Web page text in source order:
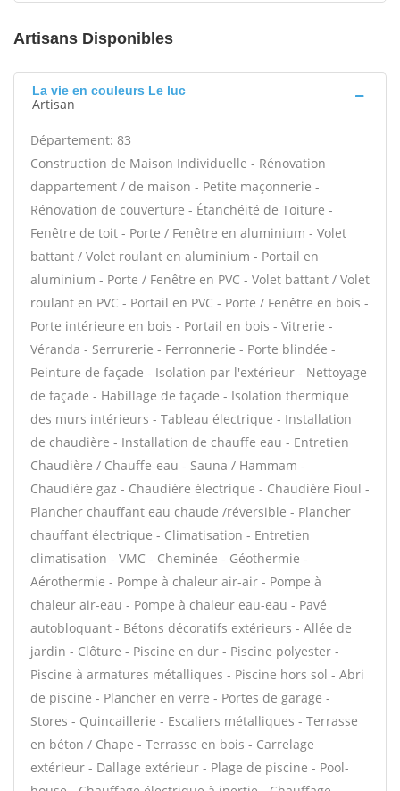
Artisans Disponibles
La vie en couleurs Le luc
Artisan
Département: 83
Construction de Maison Individuelle - Rénovation
dappartement / de maison - Petite maçonnerie -
Rénovation de couverture - Étanchéité de Toiture -
Fenêtre de toit - Porte / Fenêtre en aluminium - Volet
battant / Volet roulant en aluminium - Portail en
aluminium - Porte / Fenêtre en PVC - Volet battant / Volet
roulant en PVC - Portail en PVC - Porte / Fenêtre en bois -
Porte intérieure en bois - Portail en bois - Vitrerie -
Véranda - Serrurerie - Ferronnerie - Porte blindée -
Peinture de façade - Isolation par l'extérieur - Nettoyage
de façade - Habillage de façade - Isolation thermique
des murs intérieurs - Tableau électrique - Installation
de chaudière - Installation de chauffe eau - Entretien
Chaudière / Chauffe-eau - Sauna / Hammam -
Chaudière gaz - Chaudière électrique - Chaudière Fioul -
Plancher chauffant eau chaude /réversible - Plancher
chauffant électrique - Climatisation - Entretien
climatisation - VMC - Cheminée - Géothermie -
Aérothermie - Pompe à chaleur air-air - Pompe à
chaleur air-eau - Pompe à chaleur eau-eau - Pavé
autobloquant - Bétons décoratifs extérieurs - Allée de
jardin - Clôture - Piscine en dur - Piscine polyester -
Piscine à armatures métalliques - Piscine hors sol - Abri
de piscine - Plancher en verre - Portes de garage -
Stores - Quincaillerie - Escaliers métalliques - Terrasse
en béton / Chape - Terrasse en bois - Carrelage
extérieur - Dallage extérieur - Plage de piscine - Pool-